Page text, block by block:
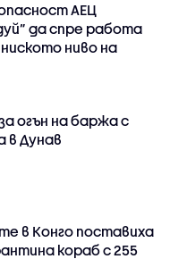
АЕЦ
да спре работа
ниво на
огън на баржа с
в Дунав
в Конго поставиха
кораб с 255